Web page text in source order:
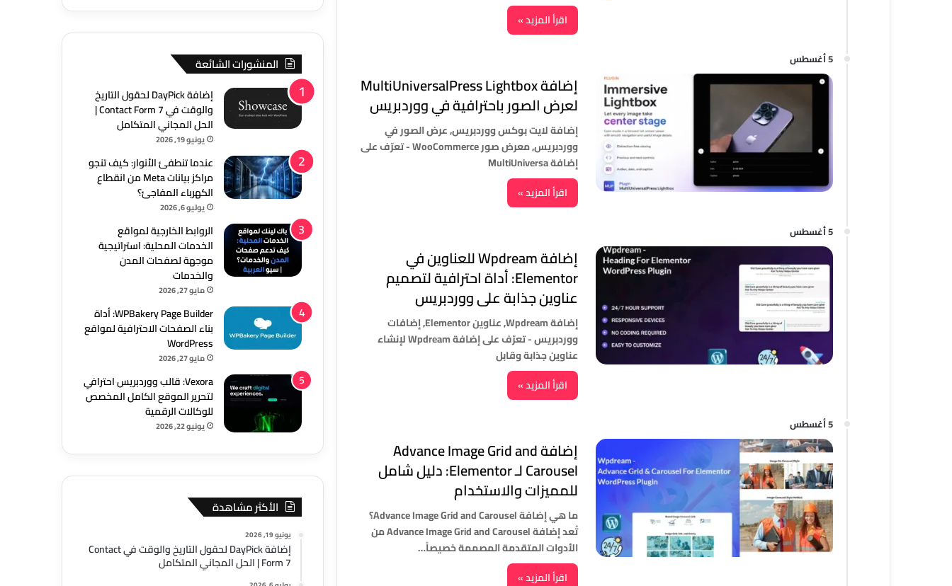
اقرأ المزيد »
5 أغسطس
إضافة MultiUniversalPress Lightbox
لعرض الصور باحترافية في ووردبريس
إضافة لايت بوكس ووردبريس, عرض الصور في
ووردبريس, معرض صور WooCommerce - تعرّف على
إضافة MultiUniversa
اقرأ المزيد »
5 أغسطس
إضافة Wpdream للعناوين في
Elementor: أداة احترافية لتصميم
عناوين جذابة على ووردبريس
إضافة Wpdream, عناوين Elementor, إضافات
ووردبريس - تعرّف على إضافة Wpdream لإنشاء
عناوين جذابة وقابل
اقرأ المزيد »
5 أغسطس
إضافة Advance Image Grid and
Carousel لـ Elementor: دليل شامل
للمميزات والاستخدام
ما هي إضافة Advance Image Grid and Carousel؟
تُعد إضافة Advance Image Grid and Carousel من
الأدوات المتقدمة المصممة خصيصاً…
اقرأ المزيد »
المنشورات الشائعة
إضافة DayPick لحقول التاريخ
والوقت في Contact Form 7 |
الحل المجاني المتكامل
يونيو 19, 2026
عندما تنطفئ الأنوار: كيف تنجو
مراكز بيانات Meta من انقطاع
الكهرباء المفاجئ؟
يوليو 6, 2026
الروابط الخارجية لمواقع
الخدمات المحلية: استراتيجية
موجهة لصفحات المدن
والخدمات
مايو 27, 2026
WPBakery Page Builder: أداة
بناء الصفحات الاحترافية لمواقع
WordPress
مايو 27, 2026
Vexora: قالب ووردبريس احترافي
لتحرير الموقع الكامل المخصص
للوكالات الرقمية
يونيو 22, 2026
الأكثر مشاهدة
يونيو 19, 2026
إضافة DayPick لحقول التاريخ والوقت في Contact
Form 7 | الحل المجاني المتكامل